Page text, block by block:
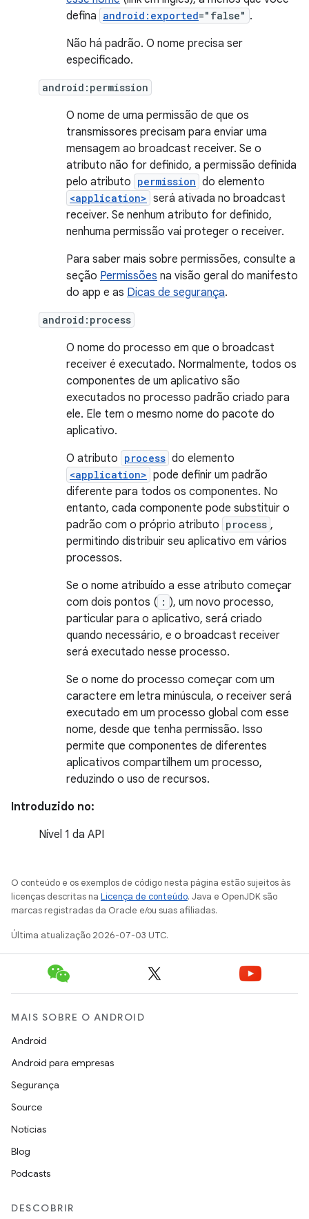
defina android:exported="false" .
Não há padrão. O nome precisa ser
especificado.
android:permission
O nome de uma permissão de que os
transmissores precisam para enviar uma
mensagem ao broadcast receiver. Se o
atributo não for definido, a permissão definida
pelo atributo permission do elemento
<application> será ativada no broadcast
receiver. Se nenhum atributo for definido,
nenhuma permissão vai proteger o receiver.
Para saber mais sobre permissões, consulte a
seção Permissões na visão geral do manifesto
do app e as Dicas de segurança.
android:process
O nome do processo em que o broadcast
receiver é executado. Normalmente, todos os
componentes de um aplicativo são
executados no processo padrão criado para
ele. Ele tem o mesmo nome do pacote do
aplicativo.
O atributo process do elemento
<application> pode definir um padrão
diferente para todos os componentes. No
entanto, cada componente pode substituir o
padrão com o próprio atributo process ,
permitindo distribuir seu aplicativo em vários
processos.
Se o nome atribuído a esse atributo começar
com dois pontos ( : ), um novo processo,
particular para o aplicativo, será criado
quando necessário, e o broadcast receiver
será executado nesse processo.
Se o nome do processo começar com um
caractere em letra minúscula, o receiver será
executado em um processo global com esse
nome, desde que tenha permissão. Isso
permite que componentes de diferentes
aplicativos compartilhem um processo,
reduzindo o uso de recursos.
Introduzido no:
Nível 1 da API
O conteúdo e os exemplos de código nesta página estão sujeitos às
licenças descritas na Licença de conteúdo. Java e OpenJDK são
marcas registradas da Oracle e/ou suas afiliadas.
Última atualização 2026-07-03 UTC.
MAIS SOBRE O ANDROID
Android
Android para empresas
Segurança
Source
Notícias
Blog
Podcasts
DESCOBRIR